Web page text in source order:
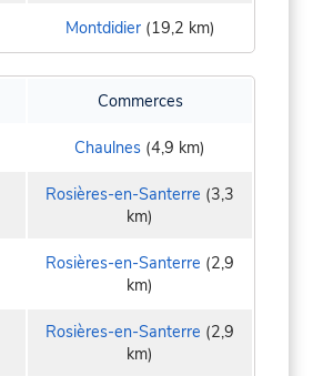
Montdidier(19,2 km)
Commerces
Chaulnes (4,9 km)
Rosières-en-Santerre (3,3
km)
Rosières-en-Santerre (2,9
km)
Rosières-en-Santerre (2,9
km)